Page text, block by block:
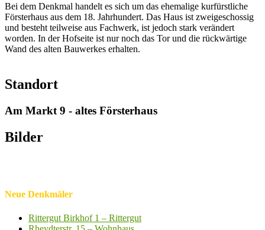
Bei dem Denkmal handelt es sich um das ehemalige kurfürstliche
Försterhaus aus dem 18. Jahrhundert. Das Haus ist zweigeschossig
und besteht teilweise aus Fachwerk, ist jedoch stark verändert
worden. In der Hofseite ist nur noch das Tor und die rückwärtige
Wand des alten Bauwerkes erhalten.
Standort
Am Markt 9 - altes Försterhaus
Bilder
Neue Denkmäler
Rittergut Birkhof 1 – Rittergut